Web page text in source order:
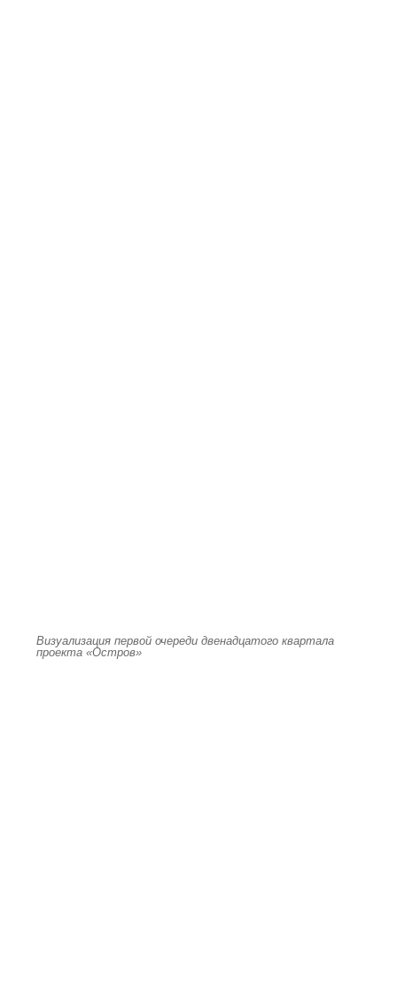
Визуализация первой очереди двенадцатого квартала
проекта «Остров»